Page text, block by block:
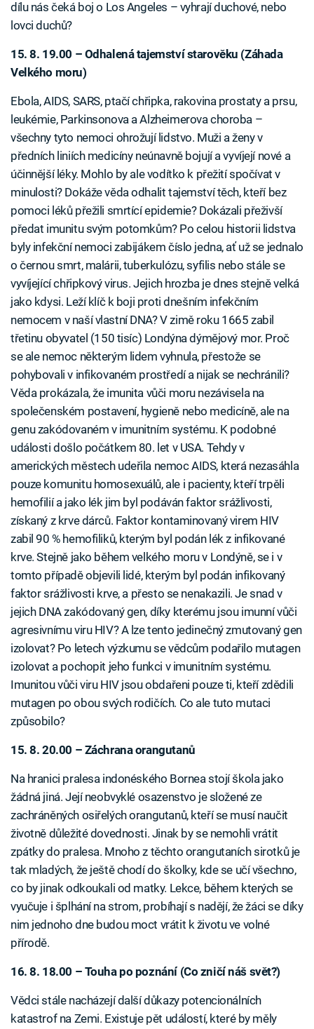
dílu nás čeká boj o Los Angeles – vyhrají duchové, nebo
lovci duchů?
15. 8. 19.00 – Odhalená tajemství starověku (Záhada
Velkého moru)
Ebola, AIDS, SARS, ptačí chřipka, rakovina prostaty a prsu,
leukémie, Parkinsonova a Alzheimerova choroba –
všechny tyto nemoci ohrožují lidstvo. Muži a ženy v
předních liniích medicíny neúnavně bojují a vyvíjejí nové a
účinnější léky. Mohlo by ale vodítko k přežití spočívat v
minulosti? Dokáže věda odhalit tajemství těch, kteří bez
pomoci léků přežili smrtící epidemie? Dokázali přeživší
předat imunitu svým potomkům? Po celou historii lidstva
byly infekční nemoci zabijákem číslo jedna, ať už se jednalo
o černou smrt, malárii, tuberkulózu, syfilis nebo stále se
vyvíjející chřipkový virus. Jejich hrozba je dnes stejně velká
jako kdysi. Leží klíč k boji proti dnešním infekčním
nemocem v naší vlastní DNA? V zimě roku 1665 zabil
třetinu obyvatel (150 tisíc) Londýna dýmějový mor. Proč
se ale nemoc některým lidem vyhnula, přestože se
pohybovali v infikovaném prostředí a nijak se nechránili?
Věda prokázala, že imunita vůči moru nezávisela na
společenském postavení, hygieně nebo medicíně, ale na
genu zakódovaném v imunitním systému. K podobné
události došlo počátkem 80. let v USA. Tehdy v
amerických městech udeřila nemoc AIDS, která nezasáhla
pouze komunitu homosexuálů, ale i pacienty, kteří trpěli
hemofilií a jako lék jim byl podáván faktor srážlivosti,
získaný z krve dárců. Faktor kontaminovaný virem HIV
zabil 90 % hemofiliků, kterým byl podán lék z infikované
krve. Stejně jako během velkého moru v Londýně, se i v
tomto případě objevili lidé, kterým byl podán infikovaný
faktor srážlivosti krve, a přesto se nenakazili. Je snad v
jejich DNA zakódovaný gen, díky kterému jsou imunní vůči
agresivnímu viru HIV? A lze tento jedinečný zmutovaný gen
izolovat? Po letech výzkumu se vědcům podařilo mutagen
izolovat a pochopit jeho funkci v imunitním systému.
Imunitou vůči viru HIV jsou obdařeni pouze ti, kteří zdědili
mutagen po obou svých rodičích. Co ale tuto mutaci
způsobilo?
15. 8. 20.00 – Záchrana orangutanů
Na hranici pralesa indonéského Bornea stojí škola jako
žádná jiná. Její neobvyklé osazenstvo je složené ze
zachráněných osiřelých orangutanů, kteří se musí naučit
životně důležité dovednosti. Jinak by se nemohli vrátit
zpátky do pralesa. Mnoho z těchto orangutaních sirotků je
tak mladých, že ještě chodí do školky, kde se učí všechno,
co by jinak odkoukali od matky. Lekce, během kterých se
vyučuje i šplhání na strom, probíhají s nadějí, že žáci se díky
nim jednoho dne budou moct vrátit k životu ve volné
přírodě.
16. 8. 18.00 – Touha po poznání (Co zničí náš svět?)
Vědci stále nacházejí další důkazy potencionálních
katastrof na Zemi. Existuje pět událostí, které by měly